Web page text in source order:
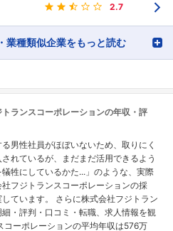
2.7
業種類似企業をもっと読む
ランスコーポレーションの年収・評
男性社員がほぼいないため、取りにく
れているが、まだまだ活用できるよう
牲にしているかた...」のような、実際
フジトランスコーポレーションの採
ています。 さらに株式会社フジトラン
・評判・口コミ・転職、求人情報を観
ーポレーションの平均年収は576万